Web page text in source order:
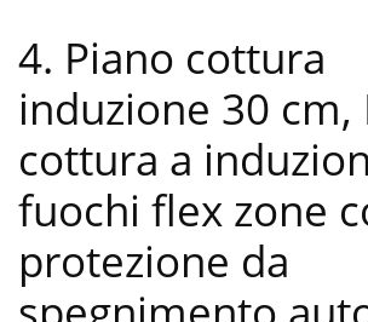
4. Piano cottura
induzione 30 cm,
cottura a
fuochi flex zone
protezione da